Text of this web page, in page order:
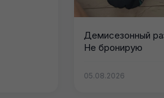
Демисезонный
Не бронирую
05.08.2026